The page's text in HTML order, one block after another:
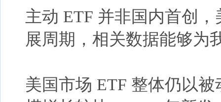
主动 ETF 并非国内首创
展周期，相关数据能够为
美国市场 ETF 整体仍以